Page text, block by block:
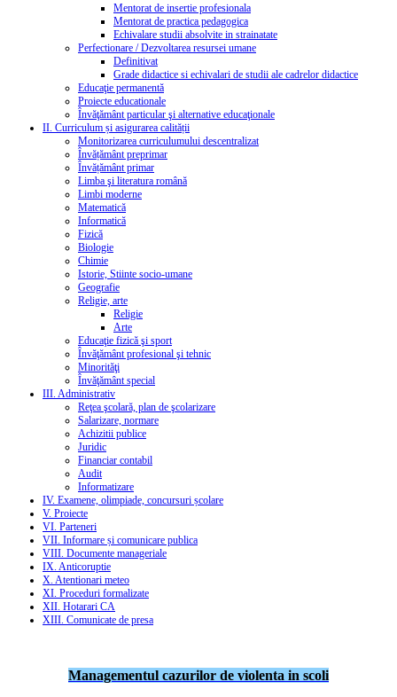
Mentorat de insertie profesionala
Mentorat de practica pedagogica
Echivalare studii absolvite in strainatate
Perfectionare / Dezvoltarea resursei umane
Definitivat
Grade didactice si echivalari de studii ale cadrelor didactice
Educaţie permanentă
Proiecte educationale
Învăţământ particular şi alternative educaţionale
II. Curriculum și asigurarea calității
Monitorizarea curriculumului descentralizat
Învățământ preprimar
Învățământ primar
Limba şi literatura română
Limbi moderne
Matematică
Informatică
Fizică
Biologie
Chimie
Istorie, Stiinte socio-umane
Geografie
Religie, arte
Religie
Arte
Educaţie fizică şi sport
Învăţământ profesional şi tehnic
Minorităţi
Învăţământ special
III. Administrativ
Reţea şcolară, plan de şcolarizare
Salarizare, normare
Achizitii publice
Juridic
Financiar contabil
Audit
Informatizare
IV. Examene, olimpiade, concursuri școlare
V. Proiecte
VI. Parteneri
VII. Informare și comunicare publica
VIII. Documente manageriale
IX. Anticoruptie
X. Atentionari meteo
XI. Proceduri formalizate
XII. Hotarari CA
XIII. Comunicate de presa
Managementul cazurilor de violenta in scoli